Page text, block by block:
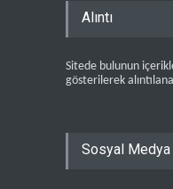
Alıntı
Sitede bulunun
gösterilerek
Sosyal Medya